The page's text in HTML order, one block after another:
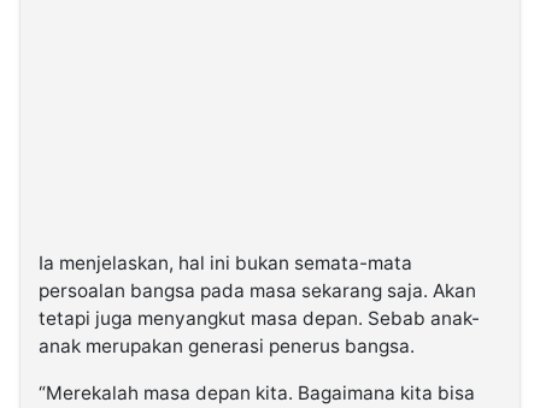
Ia menjelaskan, hal ini bukan semata-mata
persoalan bangsa pada masa sekarang saja. Akan
tetapi juga menyangkut masa depan. Sebab anak-
anak merupakan generasi penerus bangsa.
“Merekalah masa depan kita. Bagaimana kita bisa